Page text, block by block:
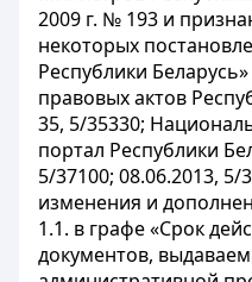
2009 г. № 193 и
некоторых
Республики
правовых актов
35, 5/35330;
портал Республики
5/37100; 08.06.2013,
изменения и
1.1. в графе «Срок
документов,